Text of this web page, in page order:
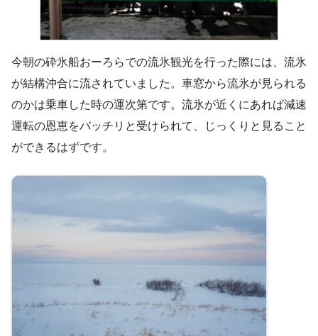
今朝の砕氷船おーろらでの流氷観光を行った際には、流氷
が結構沖合に流されていました。車窓から流氷が見られる
のかは乗車した時の運次第です。流氷が近くにあれば減速
運転の恩恵をバッチリと受けられて、じっくりと見ること
ができるはずです。